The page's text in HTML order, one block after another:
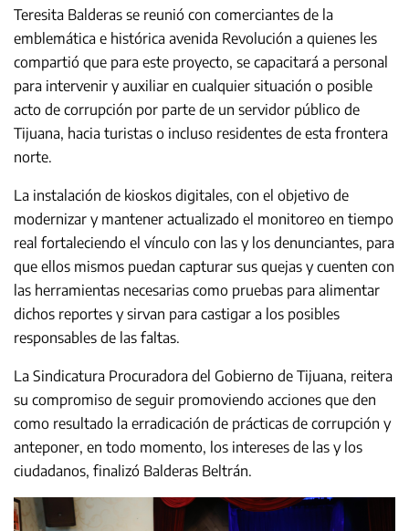
Teresita Balderas se reunió con comerciantes de la
emblemática e histórica avenida Revolución a quienes les
compartió que para este proyecto, se capacitará a personal
para intervenir y auxiliar en cualquier situación o posible
acto de corrupción por parte de un servidor público de
Tijuana, hacia turistas o incluso residentes de esta frontera
norte.
La instalación de kioskos digitales, con el objetivo de
modernizar y mantener actualizado el monitoreo en tiempo
real fortaleciendo el vínculo con las y los denunciantes, para
que ellos mismos puedan capturar sus quejas y cuenten con
las herramientas necesarias como pruebas para alimentar
dichos reportes y sirvan para castigar a los posibles
responsables de las faltas.
La Sindicatura Procuradora del Gobierno de Tijuana, reitera
su compromiso de seguir promoviendo acciones que den
como resultado la erradicación de prácticas de corrupción y
anteponer, en todo momento, los intereses de las y los
ciudadanos, finalizó Balderas Beltrán.